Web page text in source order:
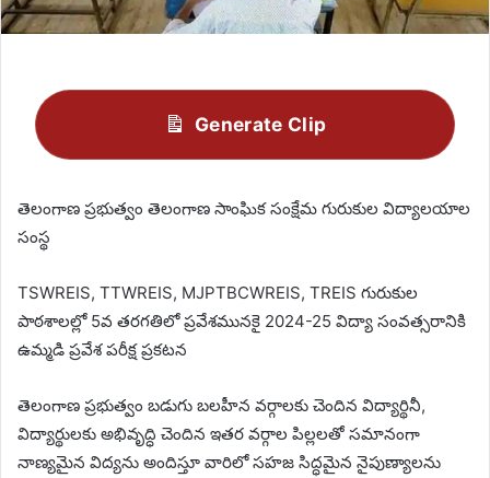
Generate Clip
తెలంగాణ ప్రభుత్వం తెలంగాణ సాంఘిక సంక్షేమ గురుకుల విద్యాలయాల
సంస్థ
TSWREIS, TTWREIS, MJPTBCWREIS, TREIS గురుకుల
పాఠశాలల్లో 5వ తరగతిలో ప్రవేశమునకై 2024-25 విద్యా సంవత్సరానికి
ఉమ్మడి ప్రవేశ పరీక్ష ప్రకటన
తెలంగాణ ప్రభుత్వం బడుగు బలహీన వర్గాలకు చెందిన విద్యార్థినీ,
విద్యార్థులకు అభివృద్ధి చెందిన ఇతర వర్గాల పిల్లలతో సమానంగా
నాణ్యమైన విద్యను అందిస్తూ వారిలో సహజ సిద్ధమైన నైపుణ్యాలను